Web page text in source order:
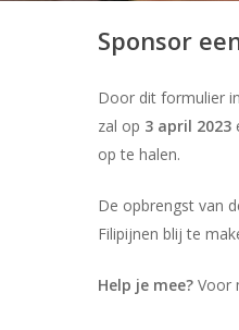
Sponsor
Door dit formulier
zal op 3 april 2023
op te halen.
De opbrengst van
Filipijnen blij te
Help je mee? Voor